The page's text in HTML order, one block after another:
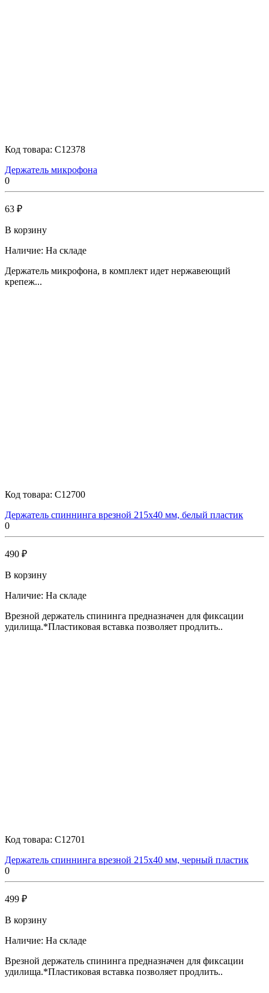
Код товара: C12378
Держатель микрофона
0
63 ₽
В корзину
Наличие: На складе
Держатель микрофона, в комплект идет нержавеющий
крепеж...
Код товара: C12700
Держатель спиннинга врезной 215х40 мм, белый пластик
0
490 ₽
В корзину
Наличие: На складе
Врезной держатель спининга предназначен для фиксации
удилища.*Пластиковая вставка позволяет продлить..
Код товара: C12701
Держатель спиннинга врезной 215х40 мм, черный пластик
0
499 ₽
В корзину
Наличие: На складе
Врезной держатель спининга предназначен для фиксации
удилища.*Пластиковая вставка позволяет продлить..